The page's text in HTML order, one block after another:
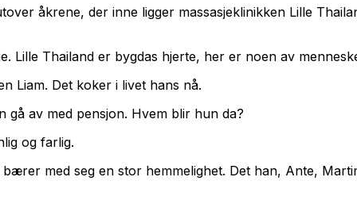
åkrene, der inne ligger massasjeklinikken Lille
Lille Thailand er bygdas hjerte, her er noen av
Liam. Det koker i livet hans nå.
gå av med pensjon. Hvem blir hun da?
og farlig.
med seg en stor hemmelighet. Det han, Ante,